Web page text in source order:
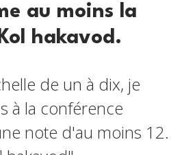
au moins la
hakavod.
de un à dix, je
à la conférence
note d'au moins 12.